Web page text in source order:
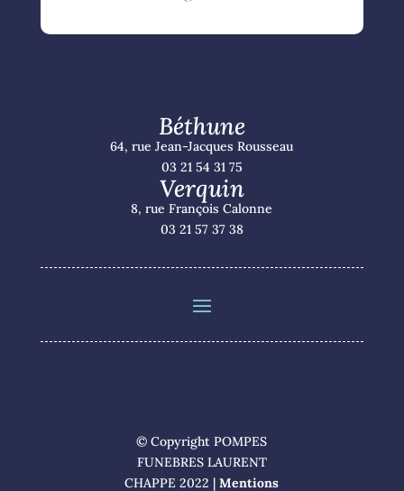
Béthune
64, rue Jean-Jacques Rousseau
03 21 54 31 75
Verquin
8, rue François Calonne
03 21 57 37 38
© Copyright POMPES
FUNEBRES LAURENT
CHAPPE 2022 |Mentions